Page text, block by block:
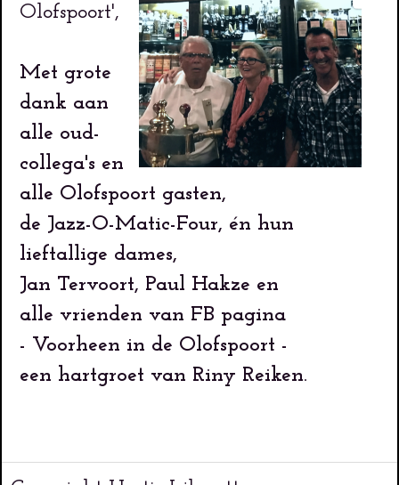
Olofspoort',
Met grote
dank aan
alle oud-
collega's en
alle Olofspoort gasten,
de Jazz-O-Matic-Four, én hun
lieftallige dames,
Jan Tervoort, Paul Hakze en
alle vrienden van FB pagina
- Voorheen in de Olofspoort -
een hartgroet van Riny Reiken.